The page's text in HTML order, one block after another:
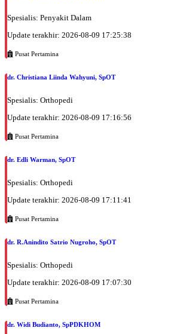
Spesialis: Penyakit Dalam
Update terakhir: 2026-08-09 17:25:38
Pusat Pertamina
dr. Christiana Liinda Wahyuni, SpOT
Spesialis: Orthopedi
Update terakhir: 2026-08-09 17:16:56
Pusat Pertamina
dr. Edli Warman, SpOT
Spesialis: Orthopedi
Update terakhir: 2026-08-09 17:11:41
Pusat Pertamina
dr. R.Anindito Satrio Nugroho, SpOT
Spesialis: Orthopedi
Update terakhir: 2026-08-09 17:07:30
Pusat Pertamina
dr. Widi Budianto, SpPDKHOM